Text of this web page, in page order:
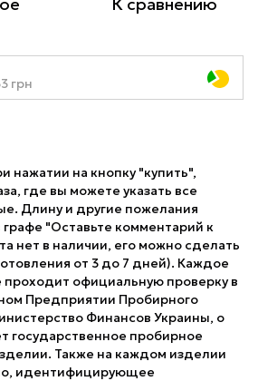
грн
нажатии на кнопку "купить",
где вы можете указать все
Длину и другие пожелания
графе "Оставьте комментарий к
нет в наличии, его можно сделать
от 3 до 7 дней). Каждое
официальную проверку в
Предприятии Пробирного
Финансов Украины, о
государственное пробирное
Также на каждом изделии
идентифицирующее